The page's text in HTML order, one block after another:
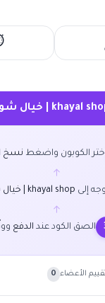
الكوبون واضغط نسخ
←
إلى khayal shop | خيال شوب
←
الصق الكود عند الدفع
الأعضاء 0